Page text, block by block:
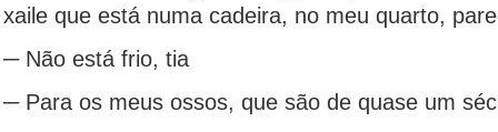
xaile que está numa cadeira, no meu quarto,
─ Não está frio, tia
─ Para os meus ossos, que são de quase um